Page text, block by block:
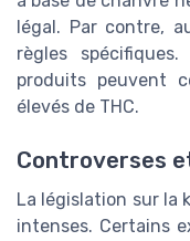
légal. Par contre,
règles
produits peuvent
élevés de THC.
Controverses
La législation sur la
intenses. Certains